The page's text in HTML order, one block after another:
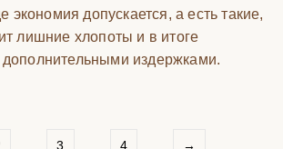
экономия допускается, а есть такие,
лишние хлопоты и в итоге
дополнительными издержками.
3 4 →